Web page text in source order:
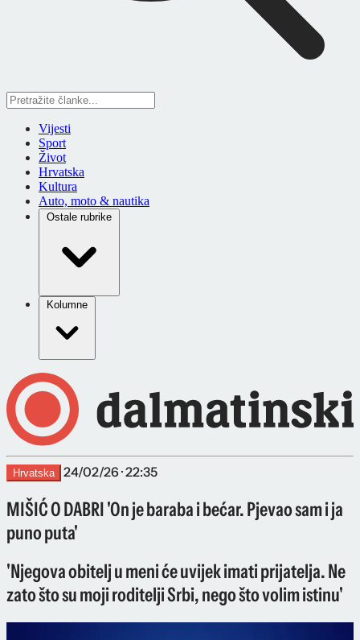
Vijesti
Sport
Život
Hrvatska
Kultura
Auto, moto & nautika
Ostale rubrike
Kolumne
Hrvatska 24/02/26 · 22:35
MIŠIĆ O DABRI 'On je baraba i bećar. Pjevao sam i ja
puno puta'
'Njegova obitelj u meni će uvijek imati prijatelja. Ne
zato što su moji roditelji Srbi, nego što volim istinu'